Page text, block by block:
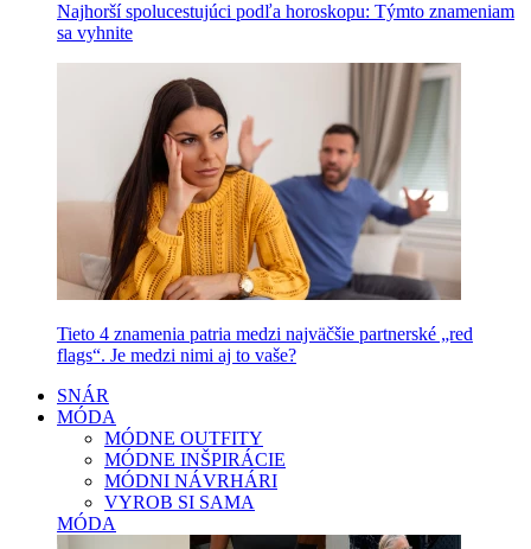
Najhorší spolucestujúci podľa horoskopu: Týmto znameniam
sa vyhnite
Tieto 4 znamenia patria medzi najväčšie partnerské „red
flags“. Je medzi nimi aj to vaše?
SNÁR
MÓDA
MÓDNE OUTFITY
MÓDNE INŠPIRÁCIE
MÓDNI NÁVRHÁRI
VYROB SI SAMA
MÓDA